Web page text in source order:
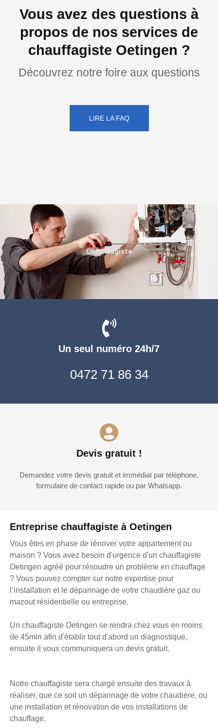
Vous avez des questions à
propos de nos services de
chauffagiste Oetingen ?
Découvrez notre foire aux questions
LIRE LA FAQ
Entreprise chauffagiste à Oetingen
Vous êtes en phase de rénover votre appartement ou
maison ? Vous avez besoin d'urgence d'un chauffagiste
Oetingen agréé pour résoudre un problème en chauffage
? Vous pouvez compter sur notre expertise pour
l’installation et le dépannage de votre chaudière gaz ou
mazout résidentielle ou entreprise.
Un chauffagiste Oetingen se rendra chez vous en moins
de 45min afin d'établir tout d'abord un diagnostique,
ensuite il vous communiquera un devis gratuit.
Notre chauffagiste sera chargé ensuite des travaux à
réaliser, que ce soit un dépannage de votre chaudière, ou
une installation et rénovation de vos installations de
chauffage.
Un seul numéro 24h/7
0472 71 86 34
Devis gratuit !
Demandez votre devis gratuit et immédiat par téléphone,
formulaire de contact rapide ou par Whatsapp.
Chauffagiste